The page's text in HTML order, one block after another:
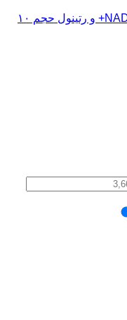
کرم دور چشم نامبوزین شماره ۹ حاوی NAD+ و رتینول حجم ۱۰